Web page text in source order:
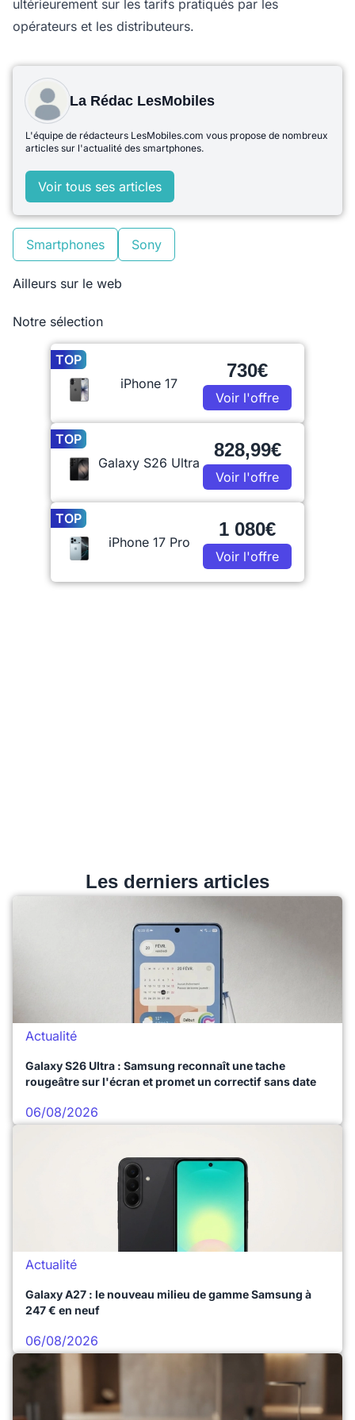
ultérieurement sur les tarifs pratiqués par les
opérateurs et les distributeurs.
La Rédac LesMobiles
L'équipe de rédacteurs LesMobiles.com vous propose de nombreux
articles sur l'actualité des smartphones.
Voir tous ses articles
Smartphones Sony
Ailleurs sur le web
Notre sélection
TOP
iPhone 17
730€
Voir l'offre
TOP
Galaxy S26 Ultra
828,99€
Voir l'offre
TOP
iPhone 17 Pro
1 080€
Voir l'offre
Les derniers articles
Actualité
Galaxy S26 Ultra : Samsung reconnaît une tache
rougeâtre sur l'écran et promet un correctif sans date
06/08/2026
Actualité
Galaxy A27 : le nouveau milieu de gamme Samsung à
247 € en neuf
06/08/2026